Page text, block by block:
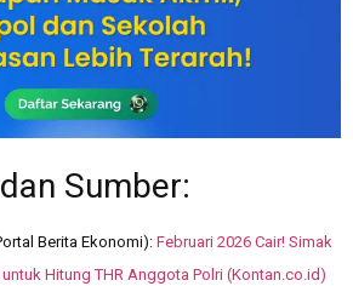
Sumber:
Berita Ekonomi): Februari 2026 Cair! Simak
Hitung THR Anggota Polri (Kontan.co.id)